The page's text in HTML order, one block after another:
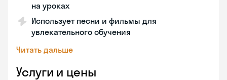
на уроках
Использует песни и фильмы для
увлекательного обучения
Читать дальше
Услуги и цены